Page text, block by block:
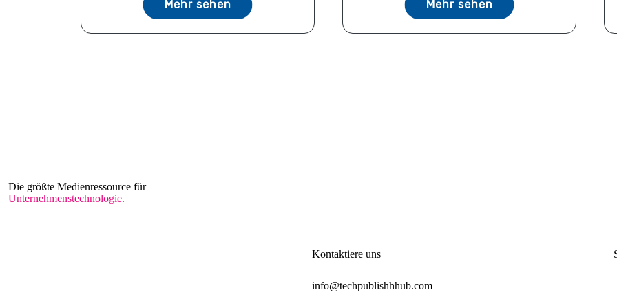
Mehr sehen Mehr sehen
Die größte Medienressource für
Unternehmenstechnologie.
Kontaktiere uns
info@techpublishhhub.com